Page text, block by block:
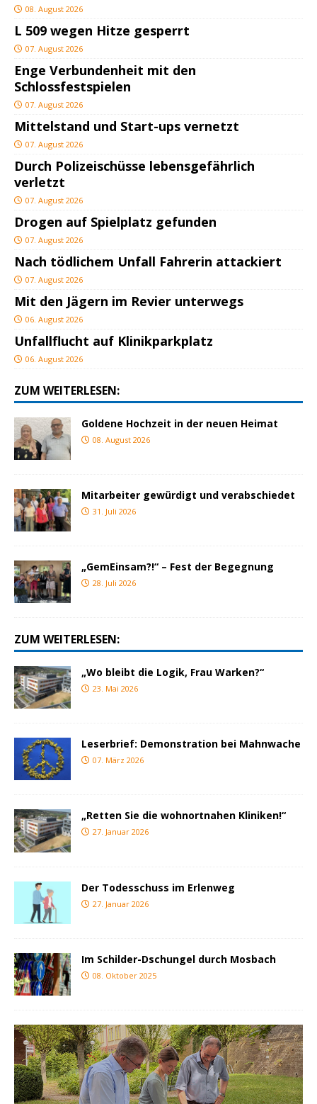
08. August 2026
L 509 wegen Hitze gesperrt
07. August 2026
Enge Verbundenheit mit den
Schlossfestspielen
07. August 2026
Mittelstand und Start-ups vernetzt
07. August 2026
Durch Polizeischüsse lebensgefährlich
verletzt
07. August 2026
Drogen auf Spielplatz gefunden
07. August 2026
Nach tödlichem Unfall Fahrerin attackiert
07. August 2026
Mit den Jägern im Revier unterwegs
06. August 2026
Unfallflucht auf Klinikparkplatz
06. August 2026
ZUM WEITERLESEN:
Goldene Hochzeit in der neuen Heimat
08. August 2026
Mitarbeiter gewürdigt und verabschiedet
31. Juli 2026
„GemEinsam?!“ – Fest der Begegnung
28. Juli 2026
ZUM WEITERLESEN:
„Wo bleibt die Logik, Frau Warken?“
23. Mai 2026
Leserbrief: Demonstration bei Mahnwache
07. März 2026
„Retten Sie die wohnortnahen Kliniken!“
27. Januar 2026
Der Todesschuss im Erlenweg
27. Januar 2026
Im Schilder-Dschungel durch Mosbach
08. Oktober 2025